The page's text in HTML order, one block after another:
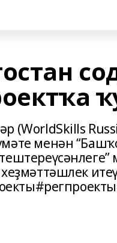
(WorldSkills
менән
хеҙмәттәшлек